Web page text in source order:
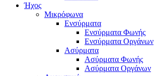
Ήχος
Μικρόφωνα
Ενσύρματα
Ενσύρματα Φωνής
Ενσύρματα Οργάνων
Ασύρματα
Ασύρματα Φωνής
Ασύρματα Οργάνων